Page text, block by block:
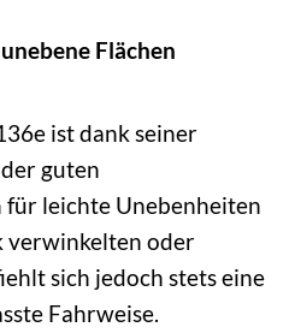
Flächen
ist dank seiner
guten
leichte Unebenheiten
verwinkelten oder
sich jedoch stets eine
Fahrweise.